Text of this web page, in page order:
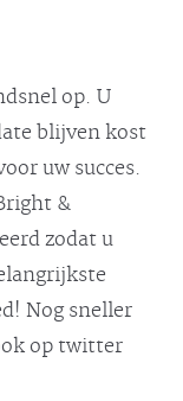
op. U
blijven kost
uw succes.
&
zodat u
Nog sneller
op twitter